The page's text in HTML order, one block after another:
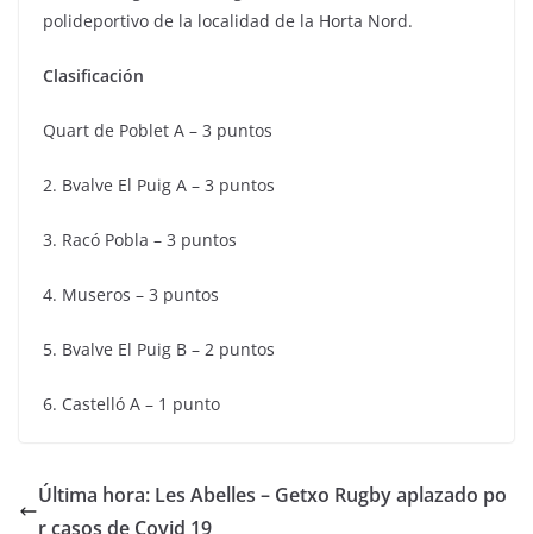
polideportivo de la localidad de la Horta Nord.
Clasificación
Quart de Poblet A – 3 puntos
2. Bvalve El Puig A – 3 puntos
3. Racó Pobla – 3 puntos
4. Museros – 3 puntos
5. Bvalve El Puig B – 2 puntos
6. Castelló A – 1 punto
Última hora: Les Abelles – Getxo Rugby aplazado po
r casos de Covid 19